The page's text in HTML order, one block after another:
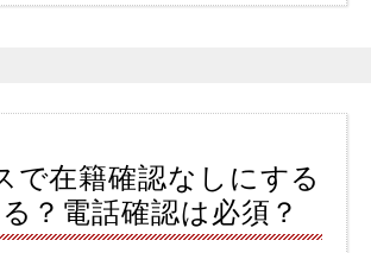
で在籍確認なしにする
？電話確認は必須？